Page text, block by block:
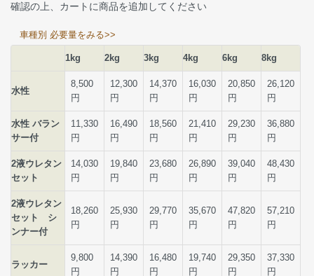
確認の上、カートに商品を追加してください
車種別 必要量をみる>>